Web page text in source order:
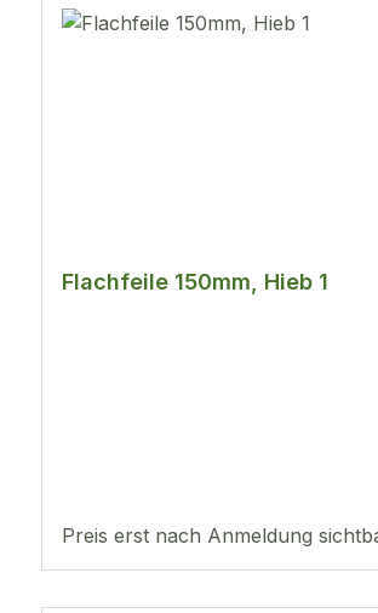
Flachfeile 150mm, Hieb 1
Preis erst nach Anmeldung